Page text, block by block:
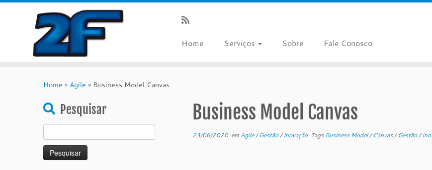
Home Serviços Sobre Fale Conosco
Home » Agile » Business Model Canvas
Pesquisar
por:
Business Model Canvas
23/06/2020em Agile/Gestão/Inovação Tags Business Model/Canvas/Gestão/